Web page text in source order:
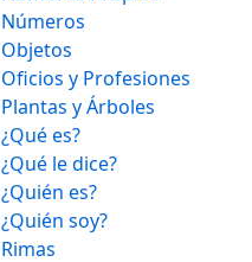
Números
Objetos
Oficios y Profesiones
Plantas y Árboles
¿Qué es?
¿Qué le dice?
¿Quién es?
¿Quién soy?
Rimas